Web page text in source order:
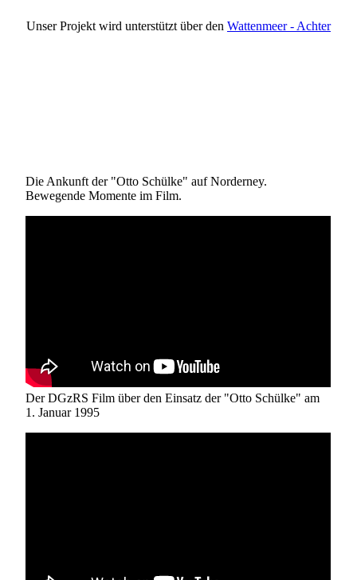
Unser Projekt wird unterstützt über den Wattenmeer - Achter
Die Ankunft der "Otto Schülke" auf Norderney.
Bewegende Momente im Film.
Der DGzRS Film über den Einsatz der "Otto Schülke" am
1. Januar 1995